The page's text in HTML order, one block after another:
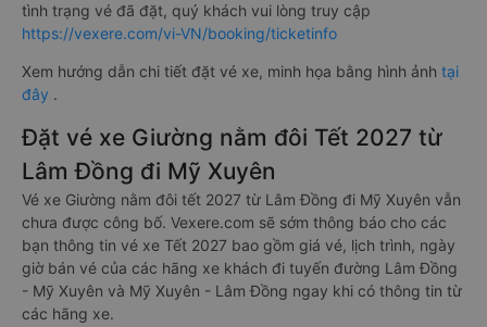
tình trạng vé đã đặt, quý khách vui lòng truy cập
https://vexere.com/vi-VN/booking/ticketinfo
Xem hướng dẫn chi tiết đặt vé xe, minh họa bằng hình ảnh tại
đây .
Đặt vé xe Giường nằm đôi Tết 2027 từ
Lâm Đồng đi Mỹ Xuyên
Vé xe Giường nằm đôi tết 2027 từ Lâm Đồng đi Mỹ Xuyên vẫn
chưa được công bố. Vexere.com sẽ sớm thông báo cho các
bạn thông tin vé xe Tết 2027 bao gồm giá vé, lịch trình, ngày
giờ bán vé của các hãng xe khách đi tuyến đường Lâm Đồng
- Mỹ Xuyên và Mỹ Xuyên - Lâm Đồng ngay khi có thông tin từ
các hãng xe.